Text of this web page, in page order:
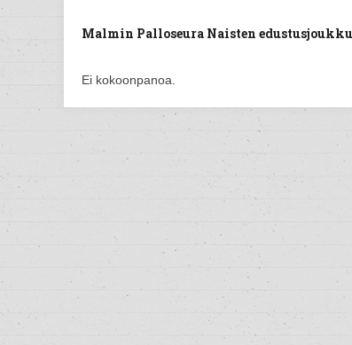
Malmin Palloseura Naisten
Ei kokoonpanoa.